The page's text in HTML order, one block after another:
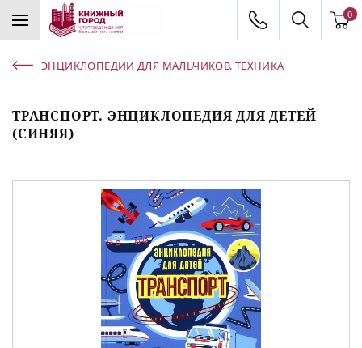
0
ЭНЦИКЛОПЕДИИ ДЛЯ МАЛЬЧИКОВ. ТЕХНИКА
ТРАНСПОРТ. ЭНЦИКЛОПЕДИЯ ДЛЯ ДЕТЕЙ
(СИНЯЯ)